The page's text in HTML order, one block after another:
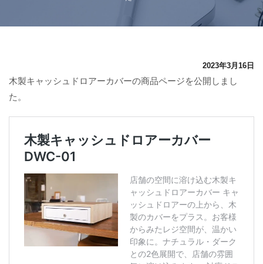
2023年3月16日
木製キャッシュドロアーカバーの商品ページを公開しまし
た。